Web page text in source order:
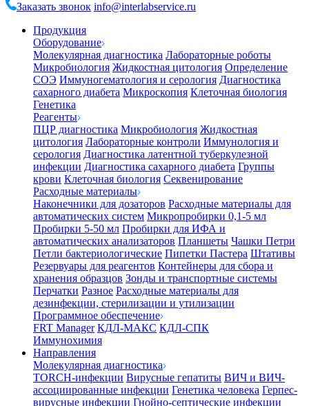
Заказать звонок info@interlabservice.ru
Продукция
Оборудование
Молекулярная диагностика Лабораторные роботы
Микробиология Жидкостная цитология Определение
СОЭ Иммуногематология и серология Диагностика
сахарного диабета Микроскопия Клеточная биология
Генетика
Реагенты
ПЦР диагностика Микробиология Жидкостная
цитология Лабораторные контроли Иммунология и
серология Диагностика латентной туберкулезной
инфекции Диагностика сахарного диабета Группы
крови Клеточная биология Секвенирование
Расходные материалы
Наконечники для дозаторов Расходные материалы для
автоматических систем Микропробирки 0,1-5 мл
Пробирки 5-50 мл Пробирки для ИФА и
автоматических анализаторов Планшеты Чашки Петри
Петли бактериологические Пипетки Пастера Штативы
Резервуары для реагентов Контейнеры для сбора и
хранения образцов Зонды и транспортные системы
Перчатки Разное Расходные материалы для
дезинфекции, стерилизации и утилизации
Программное обеспечение
FRT Manager КДЛ-МАКС КДЛ-СПК
Иммунохимия
Направления
Молекулярная диагностика
TORCH-инфекции Вирусные гепатиты ВИЧ и ВИЧ-
ассоциированные инфекции Генетика человека Герпес-
вирусные инфекции Гнойно-септические инфекции